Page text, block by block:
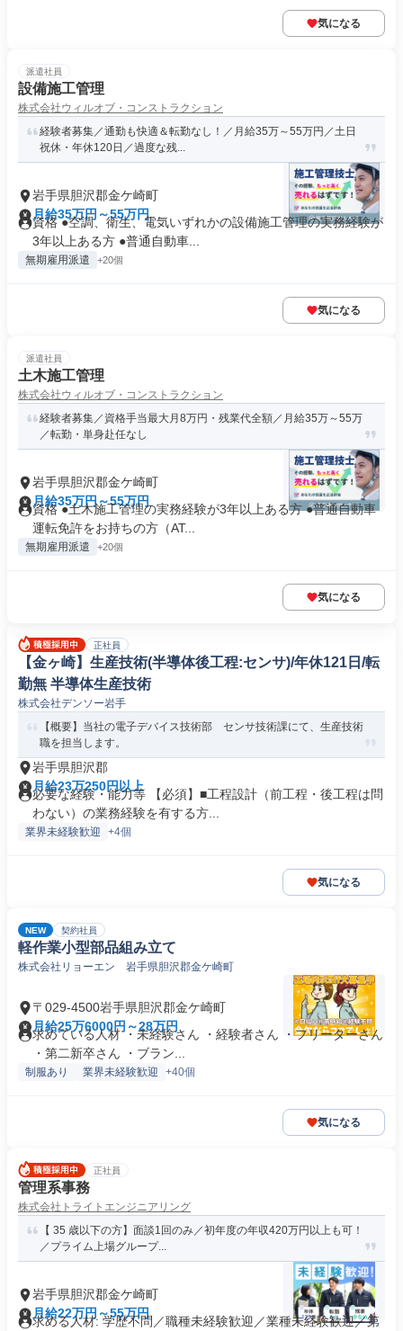
気になる
派遣社員
設備施工管理
株式会社ウィルオブ・コンストラクション
経験者募集／通勤も快適＆転勤なし！／月給35万～55万円／土日
祝休・年休120日／過度な残...
岩手県胆沢郡金ケ崎町
月給35万円～55万円
資格 ●空調、衛生、電気いずれかの設備施工管理の実務経験が
3年以上ある方 ●普通自動車...
無期雇用派遣 +20個
気になる
派遣社員
土木施工管理
株式会社ウィルオブ・コンストラクション
経験者募集／資格手当最大月8万円・残業代全額／月給35万～55万
／転勤・単身赴任なし
岩手県胆沢郡金ケ崎町
月給35万円～55万円
資格 ●土木施工管理の実務経験が3年以上ある方 ●普通自動車
運転免許をお持ちの方（AT...
無期雇用派遣 +20個
気になる
正社員
【金ヶ崎】生産技術(半導体後工程:センサ)/年休121日/転
勤無 半導体生産技術
株式会社デンソー岩手
【概要】当社の電子デバイス技術部 センサ技術課にて、生産技術
職を担当します。
岩手県胆沢郡
月給23万250円以上
必要な経験・能力等 【必須】■工程設計（前工程・後工程は問
わない）の業務経験を有する方...
業界未経験歓迎 +4個
気になる
NEW 契約社員
軽作業小型部品組み立て
株式会社リョーエン 岩手県胆沢郡金ケ崎町
〒029-4500岩手県胆沢郡金ケ崎町
月給25万6000円～28万円
求めている人材 ・未経験さん ・経験者さん ・フリーターさん
・第二新卒さん ・ブラン...
制服あり 業界未経験歓迎 +40個
気になる
正社員
管理系事務
株式会社トライトエンジニアリング
【 35 歳以下の方】面談1回のみ／初年度の年収420万円以上も可！
／プライム上場グループ...
岩手県胆沢郡金ケ崎町
月給22万円～55万円
求める人材: 学歴不問／職種未経験歓迎／業種未経験歓迎／第